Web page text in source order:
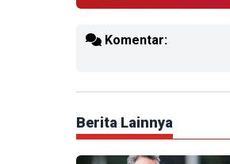
Komentar:
Berita Lainnya